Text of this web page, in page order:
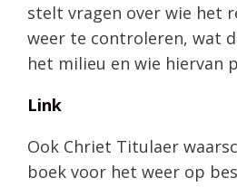
stelt vragen over wie het
weer te controleren, wat
het milieu en wie hiervan
Link
Ook Chriet Titulaer
boek voor het weer op